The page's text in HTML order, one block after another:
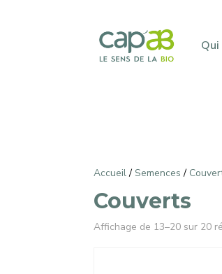
Accueil/Semences /
Couverts
Affichage de 13–20 sur 20